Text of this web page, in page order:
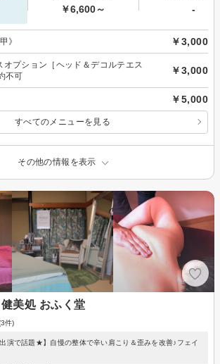
￥6,600～ -
》 ￥3,000
プション［ヘッド＆デコルテエス
不可
￥3,000
￥5,000
すべてのメニューを見る
その他の情報を表示
美処 おふく堂
件)
演で話題★】自慢の整体で辛い肩こり＆歪みを改善♪フェイ